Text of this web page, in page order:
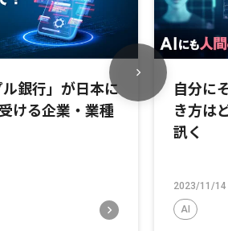
銀行」が日本に
ける企業・業種
自分に
き方は
訊く
2023/11/14
AI